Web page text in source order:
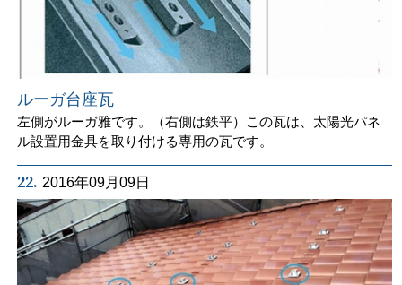
ルーガ台座瓦
左側がルーガ雅です。（右側は鉄平）この瓦は、太陽光パネ
ル設置用金具を取り付ける専用の瓦です。
22. 2016年09月09日